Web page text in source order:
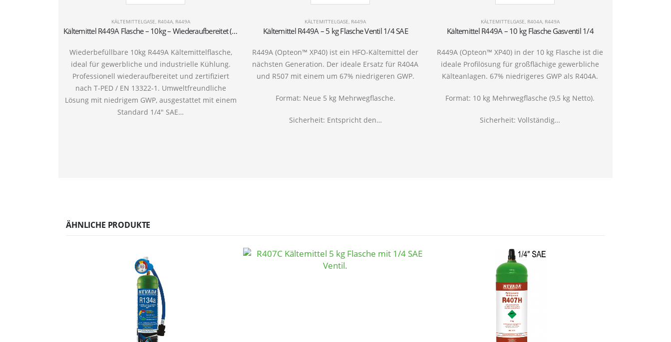
KÄLTEMITTELGASE R404A, R449A
Kältemittel R449A Flasche – 10kg – Wiederaufbereitet (T-PED) – 1/4″ SAE Ventil
Wiederbefüllbare 10kg R449A Kältemittelflasche,
ideal für gewerbliche und industrielle Kühlung.
Professionell wiederaufbereitet und zertifiziert
nach T-PED / EN 13322-1. Umweltfreundliche
Lösung mit niedrigem GWP, ausgestattet mit einem
Standard 1/4″ SAE…
KÄLTEMITTELGASE R449A
Kältemittel R449A – 5 kg Flasche Ventil 1/4 SAE
R449A (Opteon™ XP40) ist ein HFO-Kältemittel der
nächsten Generation. Der ideale Ersatz für R404A
und R507 mit einem um 67% niedrigeren GWP.
Format: Neue 5 kg Mehrwegflasche.
Sicherheit: Entspricht den…
KÄLTEMITTELGASE R404A, R449A
Kältemittel R449A – 10 kg Flasche Gasventil 1/4
R449A (Opteon™ XP40) in der 10 kg Flasche ist die
ideale Profilösung für großflächige gewerbliche
Kälteanlagen. 67% niedrigeres GWP als R404A.
Format: 10 kg Mehrwegflasche (9,5 kg Netto).
Sicherheit: Vollständig…
ÄHNLICHE PRODUKTE